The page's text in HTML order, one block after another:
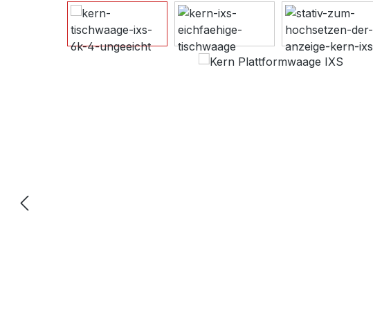
Bildergalerie überspringen